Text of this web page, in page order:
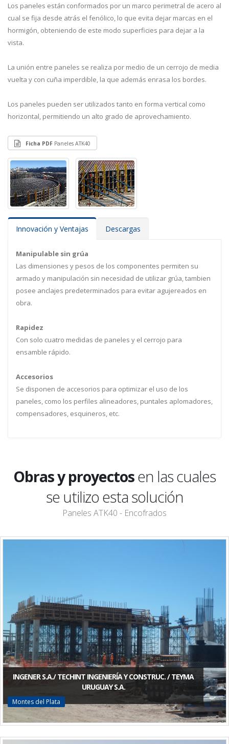
Los paneles están conformados por un marco perimetral de acero al
cual se fija desde atrás el fenólico, lo que evita dejar marcas en el
hormigón, obteniendo de este modo superficies para dejar a la
vista.
La unión entre paneles se realiza por medio de un cerrojo de media
vuelta y con cuña imperdible, la que además enrasa los bordes.
Los paneles pueden ser utilizados tanto en forma vertical como
horizontal, permitiendo un alto grado de aprovechamiento.
Ficha PDF Paneles ATK40
Innovación y Ventajas Descargas
Manipulable sin grúa
Las dimensiones y pesos de los componentes permiten su
armado y manipulación sin necesidad de utilizar grúa, tambien
posee anclajes predeterminados para evitar agujereados en
obra.
Rapidez
Con solo cuatro medidas de paneles y el cerrojo para
ensamble rápido.
Accesorios
Se disponen de accesorios para optimizar el uso de los
paneles, como los perfiles alineadores, puntales aplomadores,
compensadores, esquineros, etc.
Obras y proyectosen las cuales
se utilizo esta solución
Paneles ATK40 - Encofrados
INGENER S.A./ TECHINT INGENIERÍA Y CONSTRUC. / TEYMA
URUGUAY S.A.
Montes del Plata